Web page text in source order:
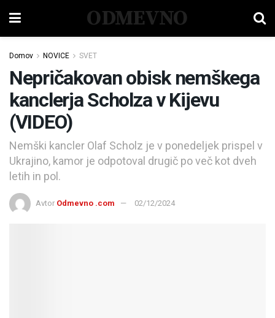
ODMEVNO
Domov NOVICE SVET
Nepričakovan obisk nemškega
kanclerja Scholza v Kijevu
(VIDEO)
Nemški kancler Olaf Scholz je v ponedeljek prispel v
Ukrajino, kamor je odpotoval drugič po več kot dveh
letih in pol.
Avtor Odmevno .com 02/12/2024